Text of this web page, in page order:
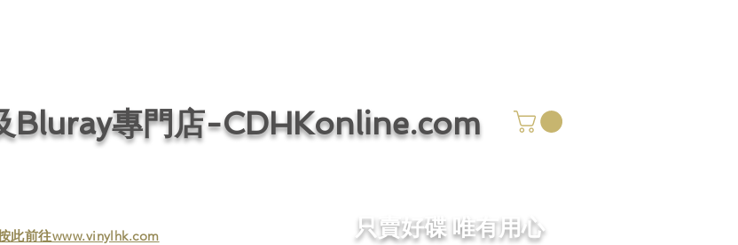
Bluray專門店-CDHKonline.com
此前往www.vinylhk.com ​只賣好碟 唯有用心